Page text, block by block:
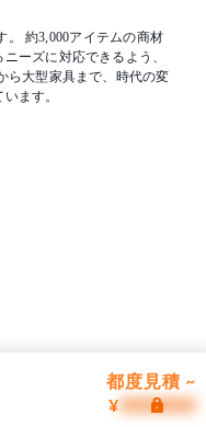
材
ーズに対応できるよう、
ます。
都度見積 ~
¥